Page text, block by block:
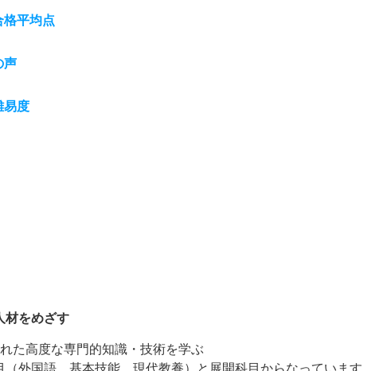
格平均点
声
易度
材をめざす
た高度な専門的知識・技術を学ぶ
外国語、基本技能、現代教養）と展開科目からなっています。